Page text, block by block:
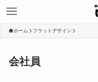
ホーム フラットデザイン
会社員